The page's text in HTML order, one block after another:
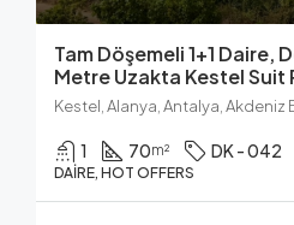
Tam Döşemeli 1+1 Daire,
Metre Uzakta Kestel Suit
Kestel, Alanya, Antalya, Akdeniz
1 70m² DK - 042
DAIRE, HOT OFFERS